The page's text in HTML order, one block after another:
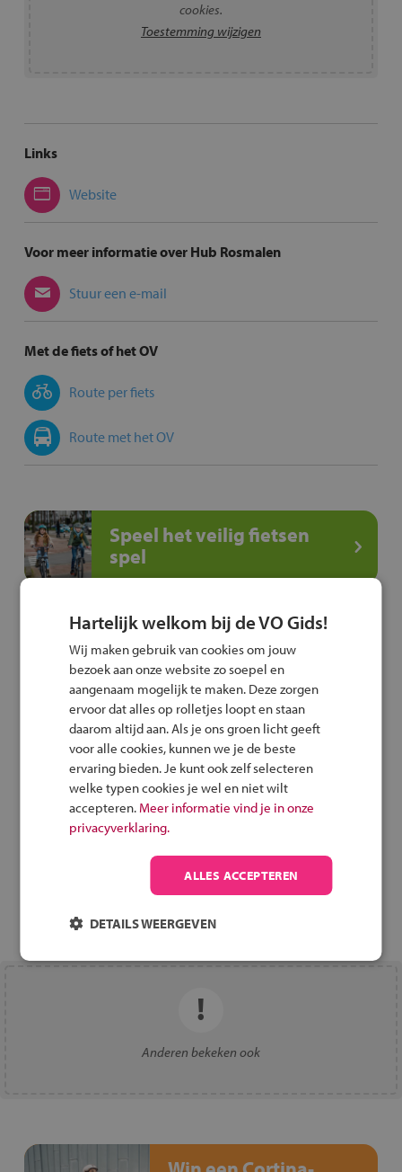
cookies.
Toestemming wijzigen
Links
Website
Voor meer informatie over Hub Rosmalen
Stuur een e-mail
Met de fiets of het OV
Route per fiets
Route met het OV
Speel het veilig fietsen
spel
Deel deze pagina
Vergelijk deze school
Terug naar overzicht
Anderen bekeken ook
Hartelijk welkom bij de VO Gids!
Wij maken gebruik van cookies om jouw
bezoek aan onze website zo soepel en
aangenaam mogelijk te maken. Deze zorgen
ervoor dat alles op rolletjes loopt en staan
daarom altijd aan. Als je ons groen licht geeft
voor alle cookies, kunnen we je de beste
ervaring bieden. Je kunt ook zelf selecteren
welke typen cookies je wel en niet wilt
accepteren. Meer informatie vind je in onze
privacyverklaring.
ALLES ACCEPTEREN
DETAILS WEERGEVEN